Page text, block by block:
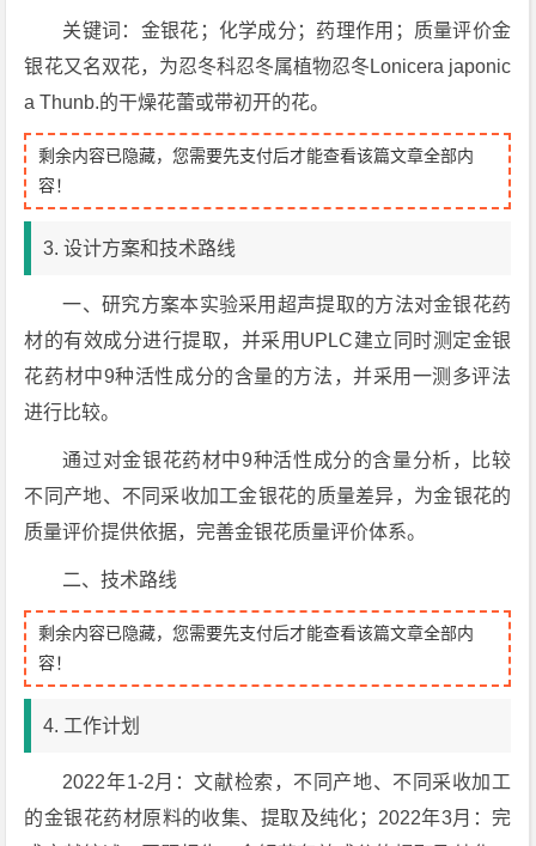
关键词：金银花；化学成分；药理作用；质量评价金
银花又名双花，为忍冬科忍冬属植物忍冬Lonicera japonic
a Thunb.的干燥花蕾或带初开的花。
剩余内容已隐藏，您需要先支付后才能查看该篇文章全部内
容！
3. 设计方案和技术路线
一、研究方案本实验采用超声提取的方法对金银花药
材的有效成分进行提取，并采用UPLC建立同时测定金银
花药材中9种活性成分的含量的方法，并采用一测多评法
进行比较。
通过对金银花药材中9种活性成分的含量分析，比较
不同产地、不同采收加工金银花的质量差异，为金银花的
质量评价提供依据，完善金银花质量评价体系。
二、技术路线
剩余内容已隐藏，您需要先支付后才能查看该篇文章全部内
容！
4. 工作计划
2022年1-2月：文献检索，不同产地、不同采收加工
的金银花药材原料的收集、提取及纯化；2022年3月：完